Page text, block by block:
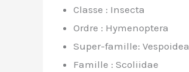
Classe : Insecta
Ordre : Hymenoptera
Super-famille: Vespoidea
Famille : Scoliidae